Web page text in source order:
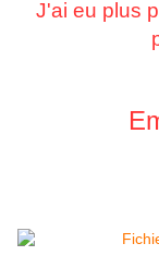
J'ai eu plus